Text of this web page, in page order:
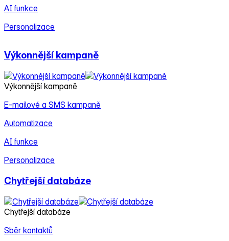
AI funkce
Personalizace
Výkonnější kampaně
Výkonnější kampaně
E‑mailové a SMS kampaně
Automatizace
AI funkce
Personalizace
Chytřejší databáze
Chytřejší databáze
Sběr kontaktů